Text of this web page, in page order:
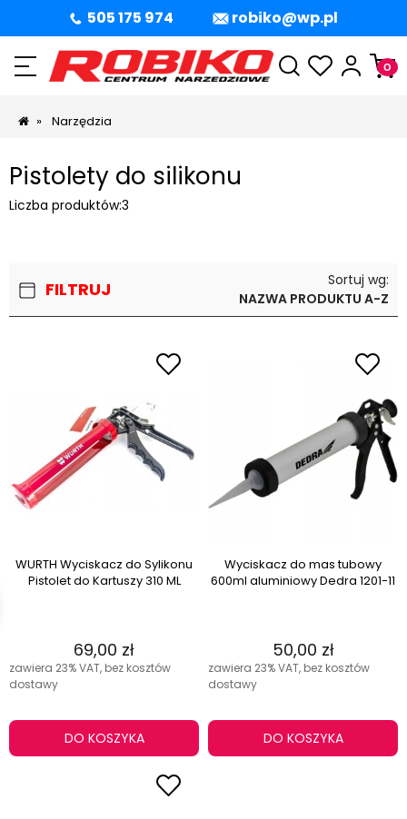
505 175 974 robiko@wp.pl
» Narzędzia
Pistolety do silikonu
Liczba produktów:3
FILTRUJ
Sortuj wg:
NAZWA PRODUKTU A-Z
WURTH Wyciskacz do Sylikonu
Pistolet do Kartuszy 310 ML
69,00 zł
zawiera 23% VAT, bez kosztów
dostawy
DO KOSZYKA
Wyciskacz do mas tubowy
600ml aluminiowy Dedra 1201-11
50,00 zł
zawiera 23% VAT, bez kosztów
dostawy
DO KOSZYKA